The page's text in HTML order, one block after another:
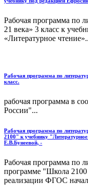
Рабочая программа по
21 века» 3 класс к
«Литературное
Рабочая программа по
класс.
рабочая программа в
России"...
Рабочая программа по
2100" к учебнику
Е.В.Бунеевой, -
Рабочая программа по
программе "Школа 2100
реализации ФГОС